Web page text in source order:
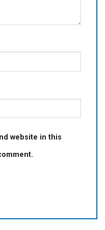
website in this